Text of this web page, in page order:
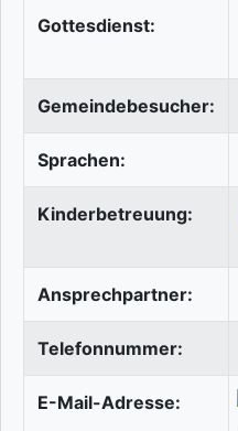
Gottesdienst:
Gemeindebesucher:
Sprachen:
Kinderbetreuung:
Ansprechpartner:
Telefonnummer:
E-Mail-Adresse: